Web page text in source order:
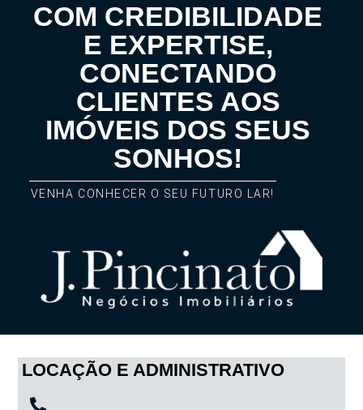
COM CREDIBILIDADE
E EXPERTISE,
CONECTANDO
CLIENTES AOS
IMÓVEIS DOS SEUS
SONHOS!
VENHA CONHECER O SEU FUTURO LAR!
LOCAÇÃO E ADMINISTRATIVO